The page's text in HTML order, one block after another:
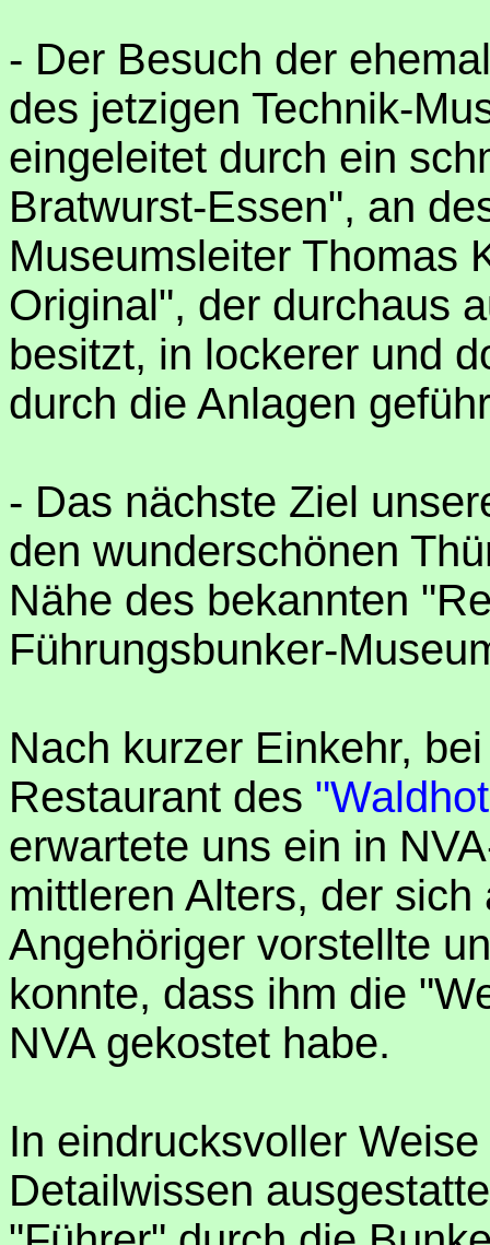
- Der Besuch der
des jetzigen Technik-
eingeleitet durch ein
Bratwurst-Essen", an
Museumsleiter Thomas
Original", der durchaus
besitzt, in lockerer und
durch die Anlagen
- Das nächste Ziel
den wunderschönen
Nähe des bekannten
Führungsbunker-
Nach kurzer Einkehr,
Restaurant des
erwartete uns ein in
mittleren Alters, der
Angehöriger vorstellte
konnte, dass ihm die
NVA gekostet habe.
In eindrucksvoller
Detailwissen